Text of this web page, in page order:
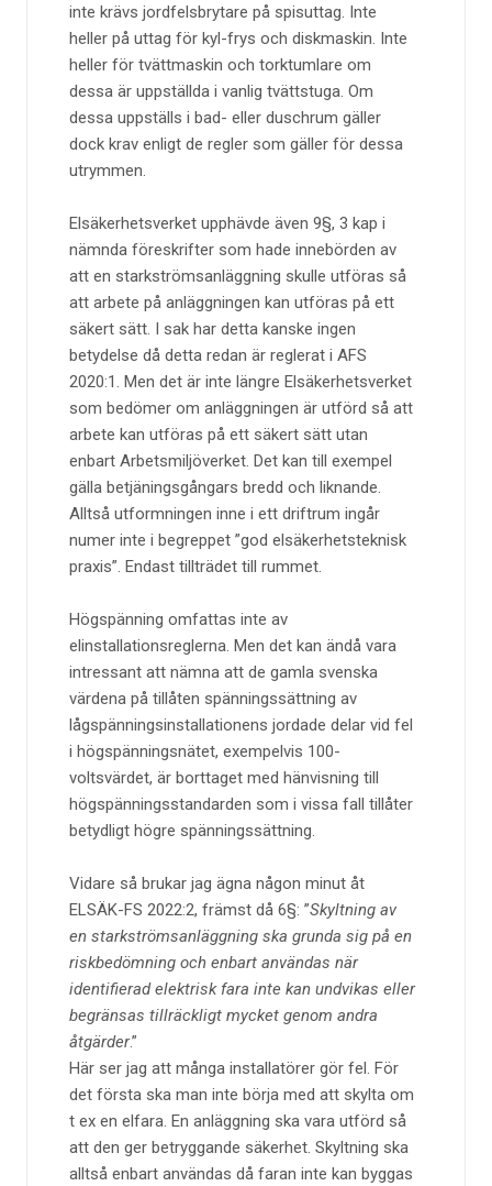
inte krävs jordfelsbrytare på spisuttag. Inte
heller på uttag för kyl-frys och diskmaskin. Inte
heller för tvättmaskin och torktumlare om
dessa är uppställda i vanlig tvättstuga. Om
dessa uppställs i bad- eller duschrum gäller
dock krav enligt de regler som gäller för dessa
utrymmen.
Elsäkerhetsverket upphävde även 9§, 3 kap i
nämnda föreskrifter som hade innebörden av
att en starkströmsanläggning skulle utföras så
att arbete på anläggningen kan utföras på ett
säkert sätt. I sak har detta kanske ingen
betydelse då detta redan är reglerat i AFS
2020:1. Men det är inte längre Elsäkerhetsverket
som bedömer om anläggningen är utförd så att
arbete kan utföras på ett säkert sätt utan
enbart Arbetsmiljöverket. Det kan till exempel
gälla betjäningsgångars bredd och liknande.
Alltså utformningen inne i ett driftrum ingår
numer inte i begreppet ”god elsäkerhetsteknisk
praxis”. Endast tillträdet till rummet.
Högspänning omfattas inte av
elinstallationsreglerna. Men det kan ändå vara
intressant att nämna att de gamla svenska
värdena på tillåten spänningssättning av
lågspänningsinstallationens jordade delar vid fel
i högspänningsnätet, exempelvis 100-
voltsvärdet, är borttaget med hänvisning till
högspänningsstandarden som i vissa fall tillåter
betydligt högre spänningssättning.
Vidare så brukar jag ägna någon minut åt
ELSÄK-FS 2022:2, främst då 6§: ”Skyltning av
en starkströmsanläggning ska grunda sig på en
riskbedömning och enbart användas när
identifierad elektrisk fara inte kan undvikas eller
begränsas tillräckligt mycket genom andra
åtgärder.”
Här ser jag att många installatörer gör fel. För
det första ska man inte börja med att skylta om
t ex en elfara. En anläggning ska vara utförd så
att den ger betryggande säkerhet. Skyltning ska
alltså enbart användas då faran inte kan byggas